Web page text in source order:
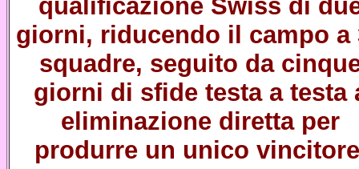
qualificazione Swiss di
giorni, riducendo il campo a
squadre, seguito da
giorni di sfide testa a testa
eliminazione diretta per
produrre un unico